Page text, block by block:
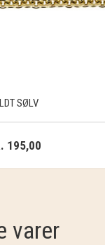
SØLV
195,00
varer